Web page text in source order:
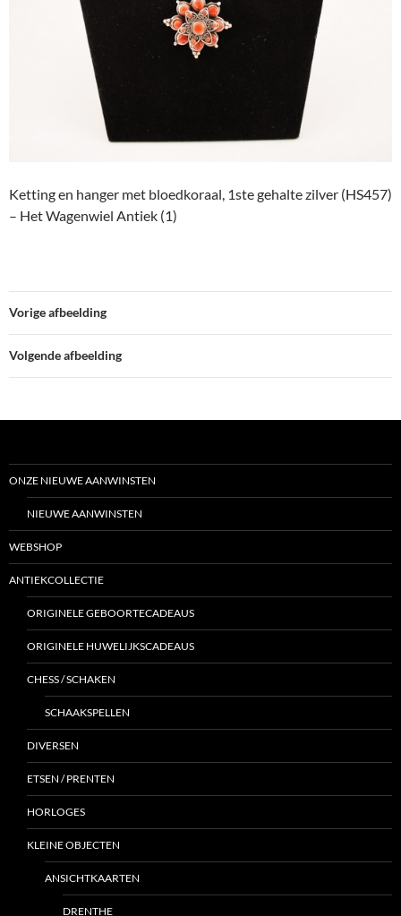
Ketting en hanger met bloedkoraal, 1ste gehalte zilver (HS457)
– Het Wagenwiel Antiek (1)
Vorige afbeelding
Volgende afbeelding
ONZE NIEUWE AANWINSTEN
NIEUWE AANWINSTEN
WEBSHOP
ANTIEKCOLLECTIE
ORIGINELE GEBOORTECADEAUS
ORIGINELE HUWELIJKSCADEAUS
CHESS / SCHAKEN
SCHAAKSPELLEN
DIVERSEN
ETSEN / PRENTEN
HORLOGES
KLEINE OBJECTEN
ANSICHTKAARTEN
DRENTHE